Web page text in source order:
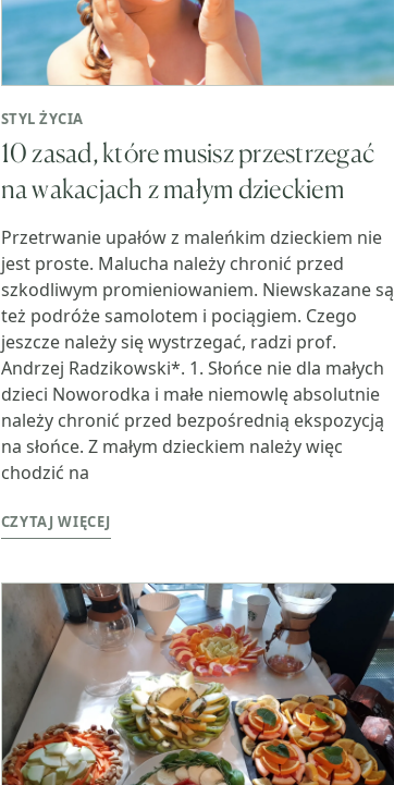
STYL ŻYCIA
10 zasad, które musisz przestrzegać
na wakacjach z małym dzieckiem
Przetrwanie upałów z maleńkim dzieckiem nie
jest proste. Malucha należy chronić przed
szkodliwym promieniowaniem. Niewskazane są
też podróże samolotem i pociągiem. Czego
jeszcze należy się wystrzegać, radzi prof.
Andrzej Radzikowski*. 1. Słońce nie dla małych
dzieci Noworodka i małe niemowlę absolutnie
należy chronić przed bezpośrednią ekspozycją
na słońce. Z małym dzieckiem należy więc
chodzić na
CZYTAJ WIĘCEJ